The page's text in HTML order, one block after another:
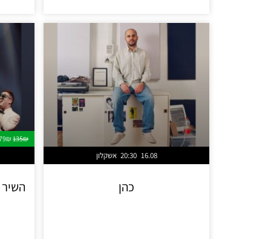
אשקלון 20:30 16.08
כהן
135₪
79₪
השיר